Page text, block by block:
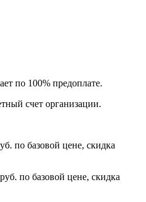
по 100% предоплате.
счет организации.
по базовой цене, скидка
по базовой цене, скидка